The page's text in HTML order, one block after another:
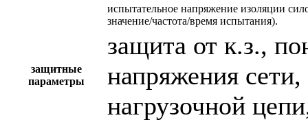
испытательное напряжение изоляции
значение/частота/время испытания).
защитные
параметры
защита от к.з.,
напряжения
нагрузочной